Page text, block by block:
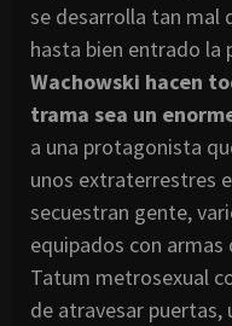
se desarrolla tan mal
hasta bien entrado
Wachowski hacen
trama sea un enorme
a una protagonista
unos extraterrestres
secuestran gente,
equipados con armas
Tatum metrosexual
de atravesar